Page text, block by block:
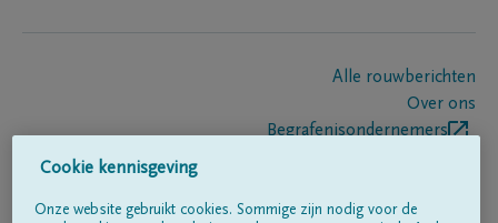
Alle rouwberichten
Over ons
Begrafenisondernemers
Cookie kennisgeving
Onze website gebruikt cookies. Sommige zijn nodig voor de